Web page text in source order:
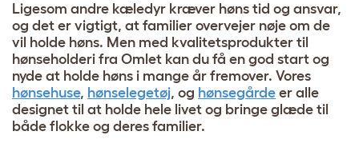
Ligesom andre kæledyr kræver høns tid og ansvar,
og det er vigtigt, at familier overvejer nøje om de
vil holde høns. Men med kvalitetsprodukter til
hønseholderi fra Omlet kan du få en god start og
nyde at holde høns i mange år fremover. Vores
hønsehuse, hønselegetøj, og hønsegårde er alle
designet til at holde hele livet og bringe glæde til
både flokke og deres familier.